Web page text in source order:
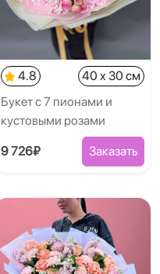
4.8
40 x 30 см
Букет с 7 пионами и
кустовыми розами
9 726₽ Заказать